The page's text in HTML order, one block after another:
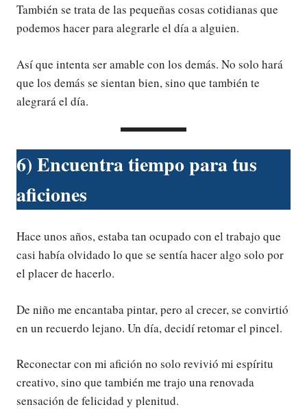
También se trata de las pequeñas cosas cotidianas que
podemos hacer para alegrarle el día a alguien.
Así que intenta ser amable con los demás. No solo hará
que los demás se sientan bien, sino que también te
alegrará el día.
6) Encuentra tiempo para tus
aficiones
Hace unos años, estaba tan ocupado con el trabajo que
casi había olvidado lo que se sentía hacer algo solo por
el placer de hacerlo.
De niño me encantaba pintar, pero al crecer, se convirtió
en un recuerdo lejano. Un día, decidí retomar el pincel.
Reconectar con mi afición no solo revivió mi espíritu
creativo, sino que también me trajo una renovada
sensación de felicidad y plenitud.